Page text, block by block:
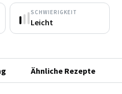
SCHWIERIGKEIT
Leicht
Ähnliche Rezepte